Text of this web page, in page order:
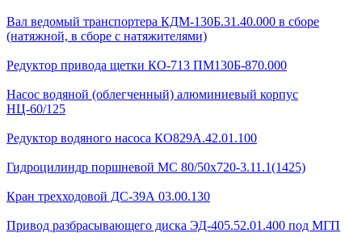
Вал ведомый транспортера КДМ-130Б.31.40.000 в сборе
(натяжной, в сборе с натяжителями)
Редуктор привода щетки КО-713 ПМ130Б-870.000
Насос водяной (облегченный) алюминиевый корпус
НЦ-60/125
Редуктор водяного насоса КО829А.42.01.100
Гидроцилиндр поршневой МС 80/50х720-3.11.1(1425)
Кран трехходовой ДС-39А 03.00.130
Привод разбрасывающего диска ЭД-405.52.01.400 под МГП